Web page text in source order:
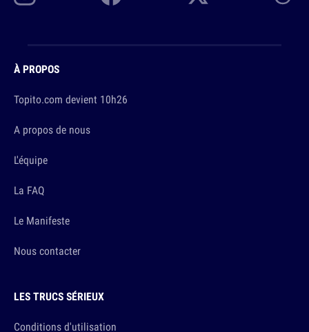
À PROPOS
Topito.com devient 10h26
A propos de nous
L'équipe
La FAQ
Le Manifeste
Nous contacter
LES TRUCS SÉRIEUX
Conditions d'utilisation